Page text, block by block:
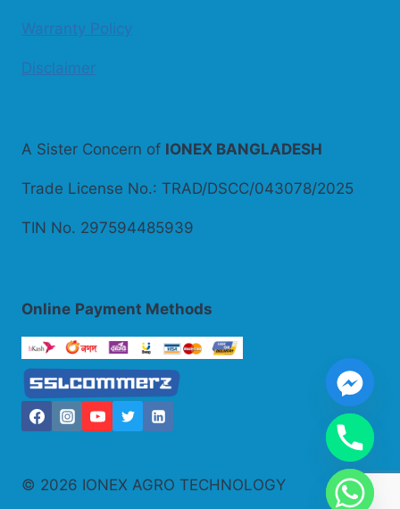
Warranty Policy
Disclaimer
A Sister Concern of IONEX BANGLADESH
Trade License No.: TRAD/DSCC/043078/2025
TIN No. 297594485939
Online Payment Methods
© 2026 IONEX AGRO TECHNOLOGY